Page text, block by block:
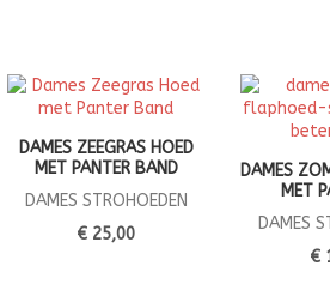
DAMES ZEEGRAS HOED
MET PANTER BAND
DAMES STROHOEDEN
€ 25,00
DAMES
MET
DAMES
€